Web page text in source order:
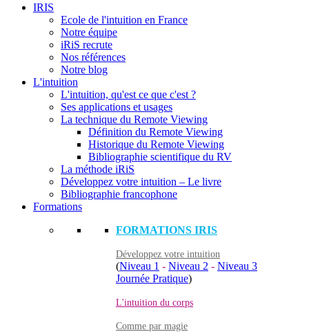
IRIS
Ecole de l'intuition en France
Notre équipe
iRiS recrute
Nos références
Notre blog
L'intuition
L'intuition, qu'est ce que c'est ?
Ses applications et usages
La technique du Remote Viewing
Définition du Remote Viewing
Historique du Remote Viewing
Bibliographie scientifique du RV
La méthode iRiS
Développez votre intuition – Le livre
Bibliographie francophone
Formations
FORMATIONS IRIS
Développez votre intuition
(Niveau 1 - Niveau 2 - Niveau 3
Journée Pratique)
L'intuition du corps
Comme par magie